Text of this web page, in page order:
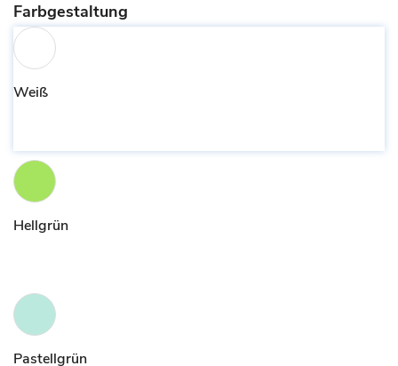
Farbgestaltung
Weiß
Hellgrün
Pastellgrün